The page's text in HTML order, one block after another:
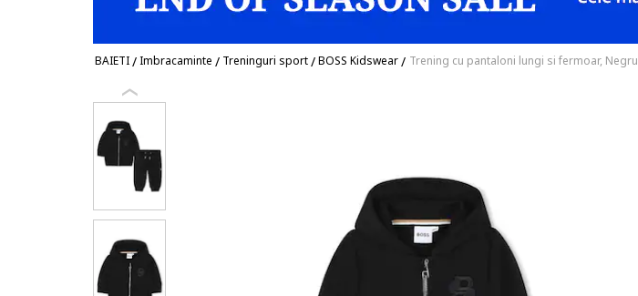
BAIETI/Imbracaminte / Treninguri sport/BOSS Kidswear/ Trening cu pantaloni lungi si fermoar, Negru